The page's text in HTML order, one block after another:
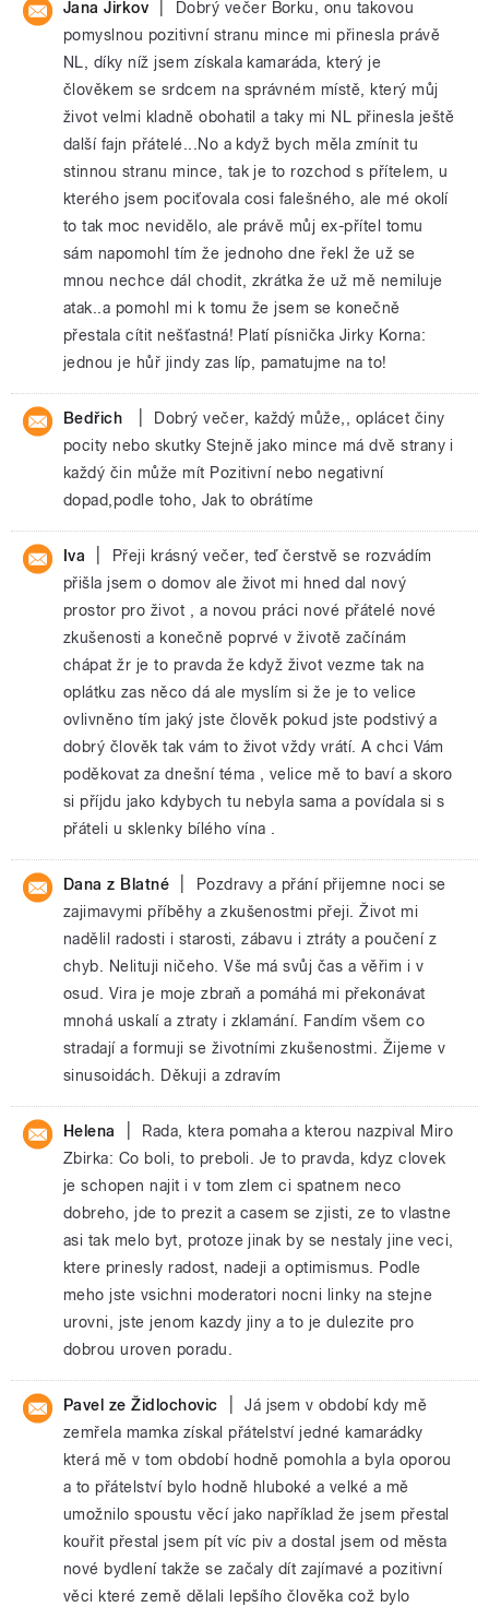
Jana Jirkov
Dobrý večer Borku, onu takovou
pomyslnou pozitivní stranu mince mi přinesla právě
NL, díky níž jsem získala kamaráda, který je
člověkem se srdcem na správném místě, který můj
život velmi kladně obohatil a taky mi NL přinesla ještě
další fajn přátelé...No a když bych měla zmínit tu
stinnou stranu mince, tak je to rozchod s přítelem, u
kterého jsem pociťovala cosi falešného, ale mé okolí
to tak moc nevidělo, ale právě můj ex-přítel tomu
sám napomohl tím že jednoho dne řekl že už se
mnou nechce dál chodit, zkrátka že už mě nemiluje
atak..a pomohl mi k tomu že jsem se konečně
přestala cítit nešťastná! Platí písnička Jirky Korna:
jednou je hůř jindy zas líp, pamatujme na to!
Bedřich
Dobrý večer, každý může,, oplácet činy
pocity nebo skutky Stejně jako mince má dvě strany i
každý čin může mít Pozitivní nebo negativní
dopad,podle toho, Jak to obrátíme
Iva
Přeji krásný večer, teď čerstvě se rozvádím
přišla jsem o domov ale život mi hned dal nový
prostor pro život , a novou práci nové přátelé nové
zkušenosti a konečně poprvé v životě začínám
chápat žr je to pravda že když život vezme tak na
oplátku zas něco dá ale myslím si že je to velice
ovlivněno tím jaký jste člověk pokud jste podstivý a
dobrý člověk tak vám to život vždy vrátí. A chci Vám
poděkovat za dnešní téma , velice mě to baví a skoro
si příjdu jako kdybych tu nebyla sama a povídala si s
přáteli u sklenky bílého vína .
Dana z Blatné
Pozdravy a přání přijemne noci se
zajimavymi příběhy a zkušenostmi přeji. Život mi
nadělil radosti i starosti, zábavu i ztráty a poučení z
chyb. Nelituji ničeho. Vše má svůj čas a věřim i v
osud. Vira je moje zbraň a pomáhá mi překonávat
mnohá uskalí a ztraty i zklamání. Fandím všem co
stradají a formuji se životními zkušenostmi. Žijeme v
sinusoidách. Děkuji a zdravím
Helena
Rada, ktera pomaha a kterou nazpival Miro
Zbirka: Co boli, to preboli. Je to pravda, kdyz clovek
je schopen najit i v tom zlem ci spatnem neco
dobreho, jde to prezit a casem se zjisti, ze to vlastne
asi tak melo byt, protoze jinak by se nestaly jine veci,
ktere prinesly radost, nadeji a optimismus. Podle
meho jste vsichni moderatori nocni linky na stejne
urovni, jste jenom kazdy jiny a to je dulezite pro
dobrou uroven poradu.
Pavel ze Židlochovic
Já jsem v období kdy mě
zemřela mamka získal přátelství jedné kamarádky
která mě v tom období hodně pomohla a byla oporou
a to přátelství bylo hodně hluboké a velké a mě
umožnilo spoustu věcí jako například že jsem přestal
kouřit přestal jsem pít víc piv a dostal jsem od města
nové bydlení takže se začaly dít zajímavé a pozitivní
věci které země dělali lepšího člověka což bylo